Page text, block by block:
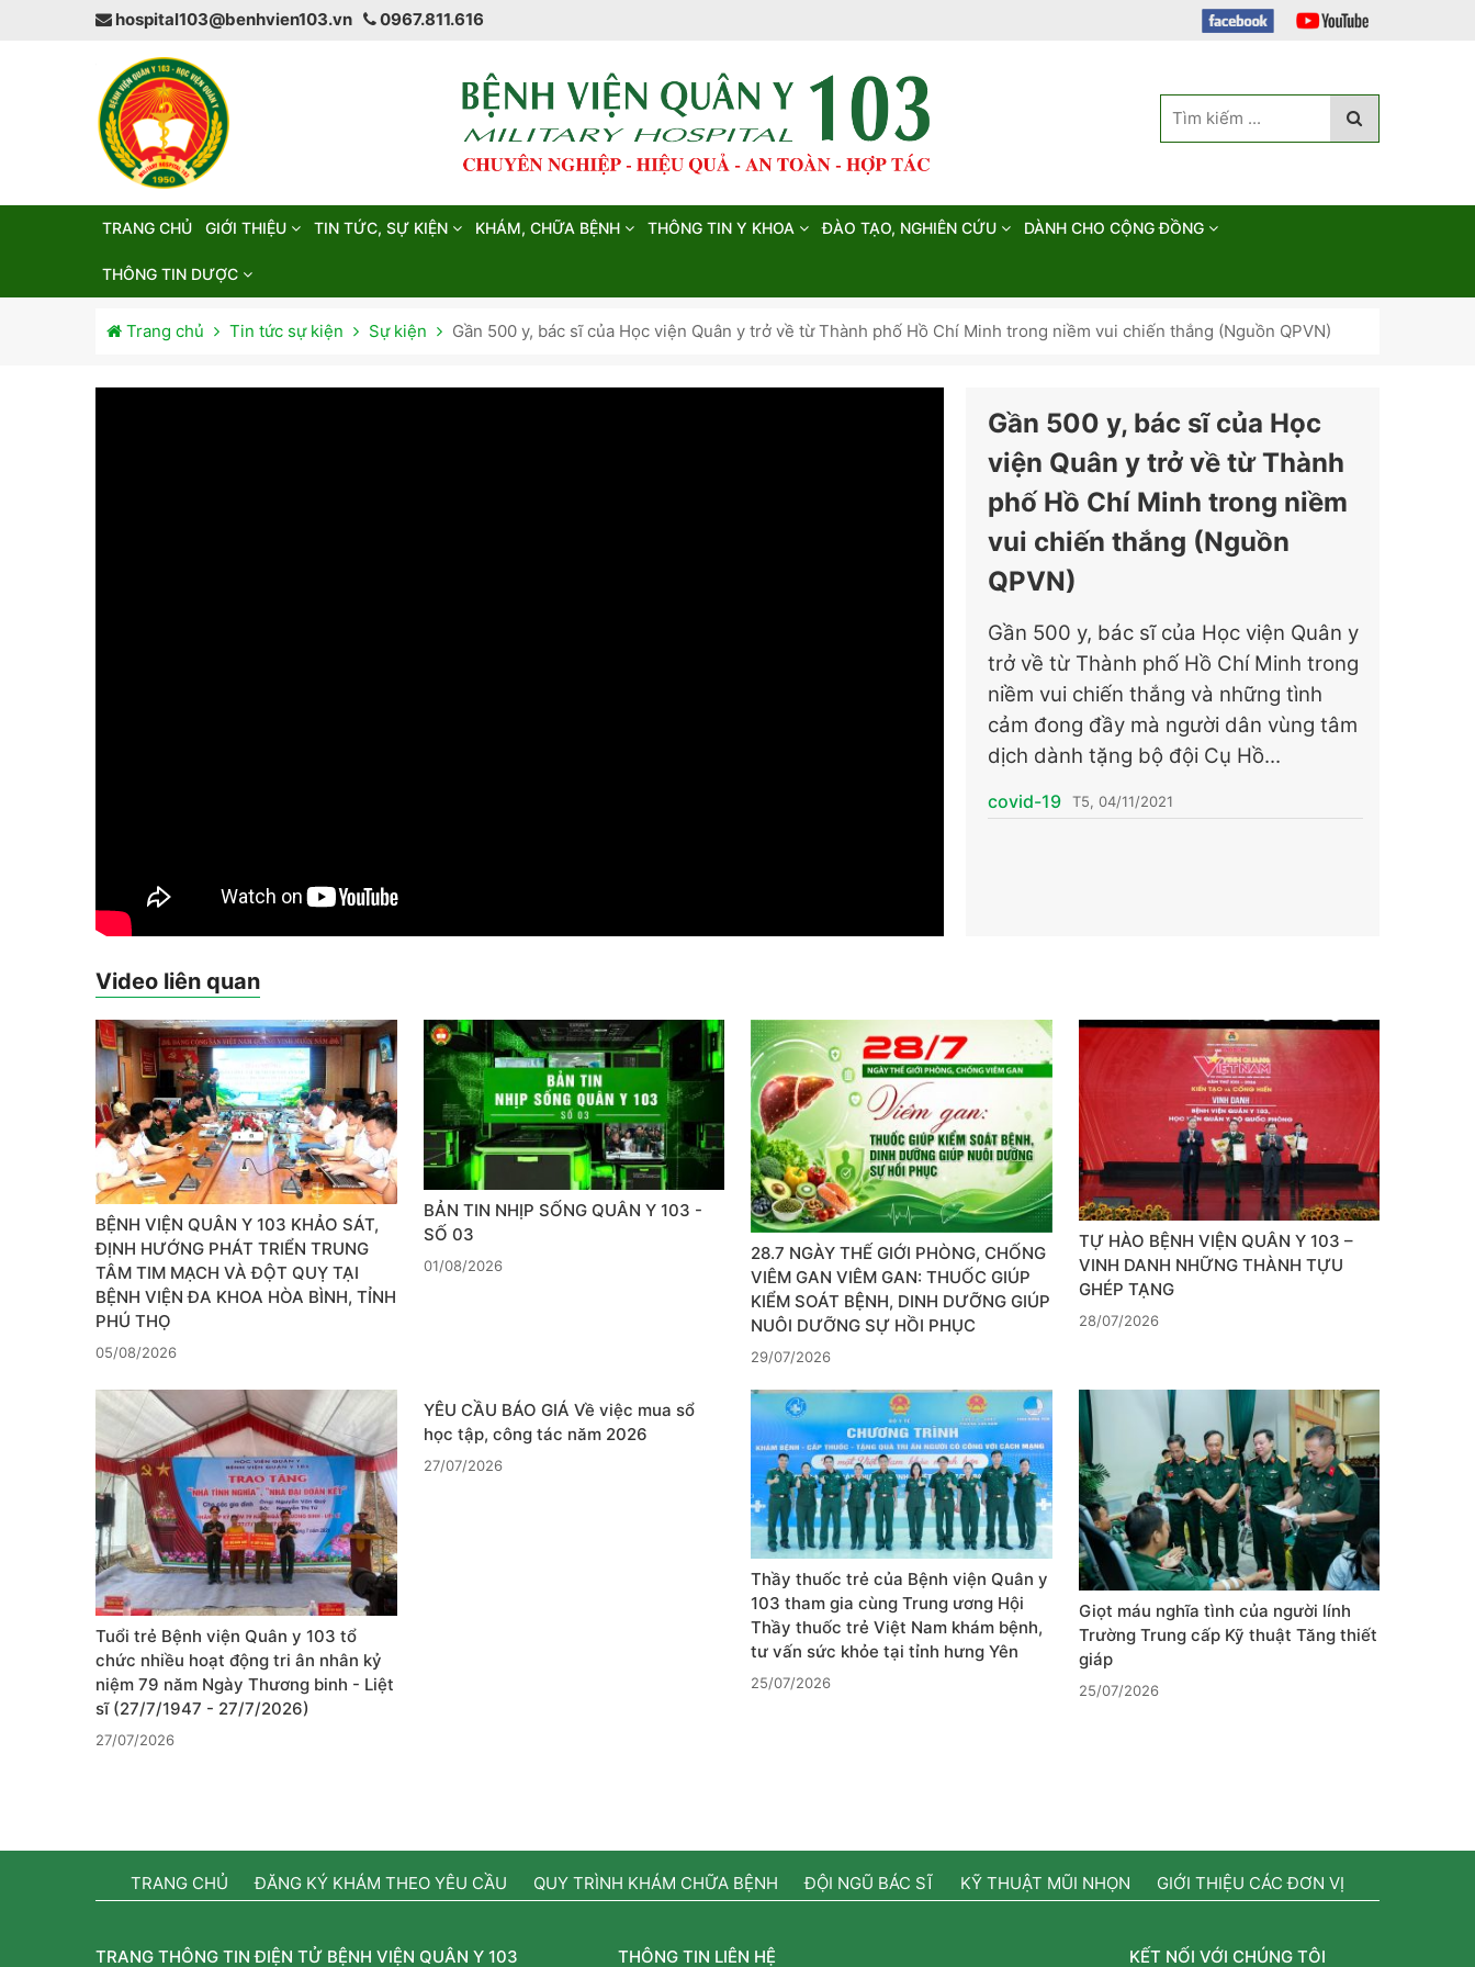
hospital103@benhvien103.vn 0967.811.616
TRANG CHỦ GIỚI THIỆU TIN TỨC, SỰ KIỆN KHÁM, CHỮA BỆNH THÔNG TIN Y KHOA ĐÀO TẠO, NGHIÊN CỨU DÀNH CHO CỘNG ĐỒNG
THÔNG TIN DƯỢC
Trang chủ Tin tức sự kiện Sự kiện Gần 500 y, bác sĩ của Học viện Quân y trở về từ Thành phố Hồ Chí Minh trong niềm vui chiến thắng (Nguồn QPVN)
Gần 500 y, bác sĩ của Học
viện Quân y trở về từ Thành
phố Hồ Chí Minh trong niềm
vui chiến thắng (Nguồn
QPVN)
Gần 500 y, bác sĩ của Học viện Quân y
trở về từ Thành phố Hồ Chí Minh trong
niềm vui chiến thắng và những tình
cảm đong đầy mà người dân vùng tâm
dịch dành tặng bộ đội Cụ Hồ...
covid-19 T5, 04/11/2021
Video liên quan
BỆNH VIỆN QUÂN Y 103 KHẢO SÁT,
ĐỊNH HƯỚNG PHÁT TRIỂN TRUNG
TÂM TIM MẠCH VÀ ĐỘT QUỴ TẠI
BỆNH VIỆN ĐA KHOA HÒA BÌNH, TỈNH
PHÚ THỌ
05/08/2026
BẢN TIN NHỊP SỐNG QUÂN Y 103 -
SỐ 03
01/08/2026
28.7 NGÀY THẾ GIỚI PHÒNG, CHỐNG
VIÊM GAN VIÊM GAN: THUỐC GIÚP
KIỂM SOÁT BỆNH, DINH DƯỠNG GIÚP
NUÔI DƯỠNG SỰ HỒI PHỤC
29/07/2026
TỰ HÀO BỆNH VIỆN QUÂN Y 103 –
VINH DANH NHỮNG THÀNH TỰU
GHÉP TẠNG
28/07/2026
Tuổi trẻ Bệnh viện Quân y 103 tổ
chức nhiều hoạt động tri ân nhân kỷ
niệm 79 năm Ngày Thương binh - Liệt
sĩ (27/7/1947 - 27/7/2026)
27/07/2026
YÊU CẦU BÁO GIÁ Về việc mua sổ
học tập, công tác năm 2026
27/07/2026
Thầy thuốc trẻ của Bệnh viện Quân y
103 tham gia cùng Trung ương Hội
Thầy thuốc trẻ Việt Nam khám bệnh,
tư vấn sức khỏe tại tỉnh hưng Yên
25/07/2026
Giọt máu nghĩa tình của người lính
Trường Trung cấp Kỹ thuật Tăng thiết
giáp
25/07/2026
TRANG CHỦ ĐĂNG KÝ KHÁM THEO YÊU CẦU QUY TRÌNH KHÁM CHỮA BỆNH ĐỘI NGŨ BÁC SĨ KỸ THUẬT MŨI NHỌN GIỚI THIỆU CÁC ĐƠN VỊ
TRANG THÔNG TIN ĐIỆN TỬ BỆNH VIỆN QUÂN Y 103 THÔNG TIN LIÊN HỆ KẾT NỐI VỚI CHÚNG TÔI